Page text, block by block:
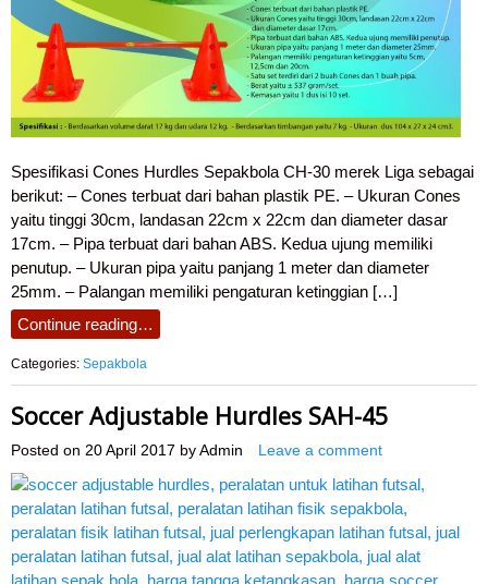
Spesifikasi Cones Hurdles Sepakbola CH-30 merek Liga sebagai
berikut: – Cones terbuat dari bahan plastik PE. – Ukuran Cones
yaitu tinggi 30cm, landasan 22cm x 22cm dan diameter dasar
17cm. – Pipa terbuat dari bahan ABS. Kedua ujung memiliki
penutup. – Ukuran pipa yaitu panjang 1 meter dan diameter
25mm. – Palangan memiliki pengaturan ketinggian […]
Continue reading…
Categories: Sepakbola
Soccer Adjustable Hurdles SAH-45
Posted on 20 April 2017 by Admin Leave a comment